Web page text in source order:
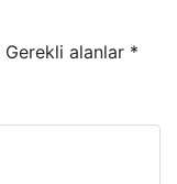
Gerekli alanlar *